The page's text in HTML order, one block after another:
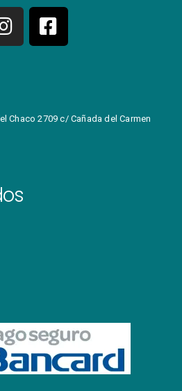
Chaco 2709 c/ Cañada del Carmen